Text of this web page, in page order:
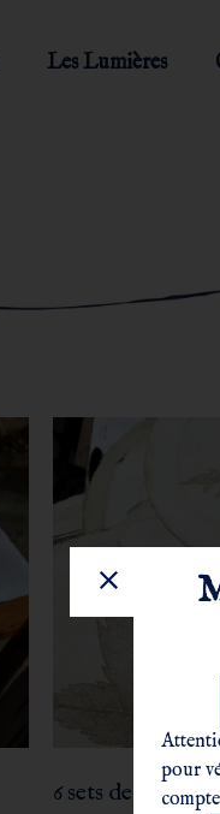
Les Lumières
6 sets de table
pour